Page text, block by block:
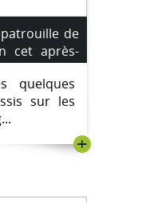
de
cet après-
quelques
sur les
+